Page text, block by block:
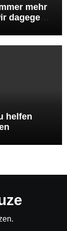
mehr
dagegen
helfen